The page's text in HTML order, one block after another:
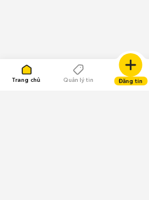
Trang chủ Quản lý tin Đăng tin